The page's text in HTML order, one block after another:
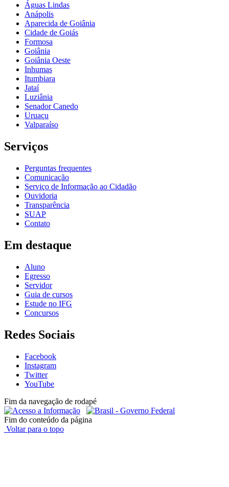
Águas Lindas
Anápolis
Aparecida de Goiânia
Cidade de Goiás
Formosa
Goiânia
Goiânia Oeste
Inhumas
Itumbiara
Jataí
Luziânia
Senador Canedo
Uruaçu
Valparaíso
Serviços
Perguntas frequentes
Comunicação
Serviço de Informação ao Cidadão
Ouvidoria
Transparência
SUAP
Contato
Em destaque
Aluno
Egresso
Servidor
Guia de cursos
Estude no IFG
Concursos
Redes Sociais
Facebook
Instagram
Twitter
YouTube
Fim da navegação de rodapé
Fim do conteúdo da página
Voltar para o topo